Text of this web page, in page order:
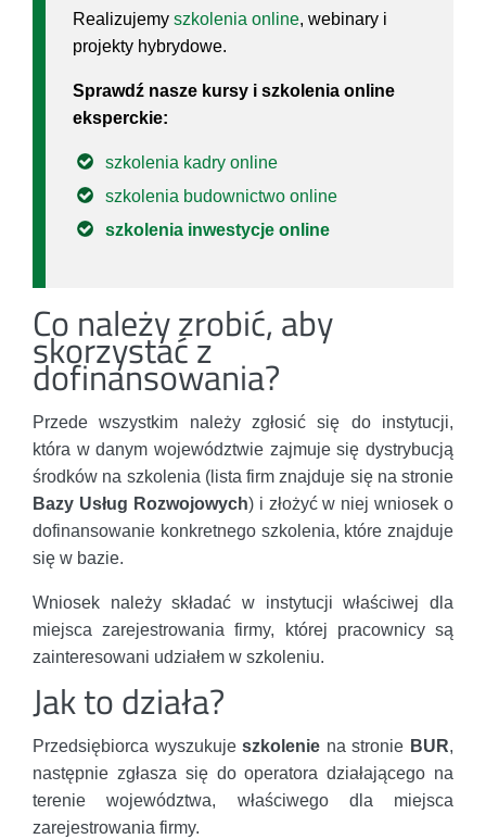
Realizujemy szkolenia online, webinary i
projekty hybrydowe.
Sprawdź nasze kursy i szkolenia online
eksperckie:
szkolenia kadry online
szkolenia budownictwo online
szkolenia inwestycje online
Co należy zrobić, aby
skorzystać z
dofinansowania?
Przede wszystkim należy zgłosić się do instytucji,
która w danym województwie zajmuje się dystrybucją
środków na szkolenia (lista firm znajduje się na stronie
Bazy Usług Rozwojowych) i złożyć w niej wniosek o
dofinansowanie konkretnego szkolenia, które znajduje
się w bazie.
Wniosek należy składać w instytucji właściwej dla
miejsca zarejestrowania firmy, której pracownicy są
zainteresowani udziałem w szkoleniu.
Jak to działa?
Przedsiębiorca wyszukujeszkolenie na stronie BUR,
następnie zgłasza się do operatora działającego na
terenie województwa, właściwego dla miejsca
zarejestrowania firmy.